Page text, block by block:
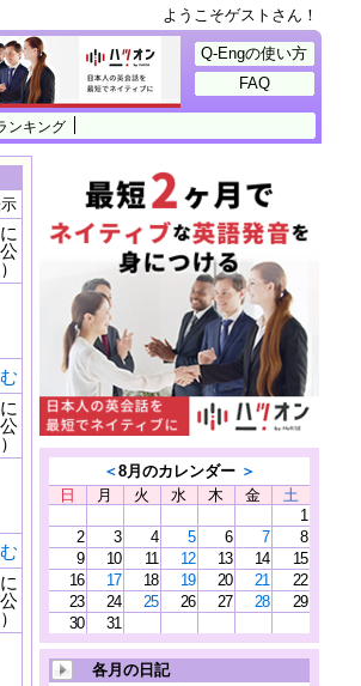
ようこそゲストさん！
ンキング
Q-Engの使い方
FAQ
＜8月のカレンダー ＞
日
月 火 水 木 金
土
1
2
3 4 5 6 7
8
9
10 11 12 13 14
15
16
17 18 19 20 21
22
23
24 25 26 27 28
29
30
31
各月の日記